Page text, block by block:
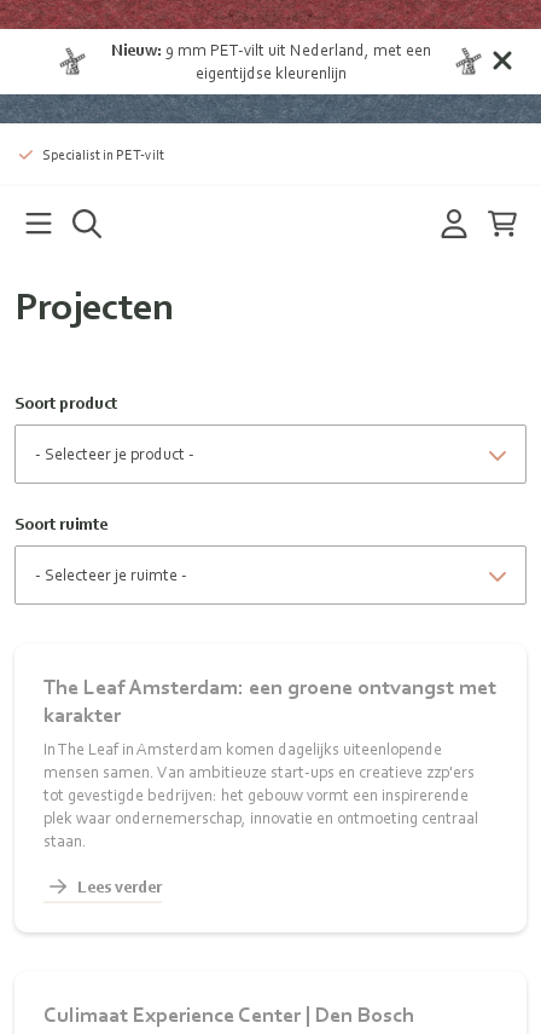
Nieuw: 9 mm PET-vilt uit Nederland , met een
eigentijdse kleurenlijn
Specialist in PET-vilt
Projecten
Soort product
Soort ruimte
The Leaf Amsterdam: een groene ontvangst met
karakter
In The Leaf in Amsterdam komen dagelijks uiteenlopende
mensen samen. Van ambitieuze start-ups en creatieve zzp'ers
tot gevestigde bedrijven: het gebouw vormt een inspirerende
plek waar ondernemerschap, innovatie en ontmoeting centraal
staan.
Lees verder
Culimaat Experience Center | Den Bosch